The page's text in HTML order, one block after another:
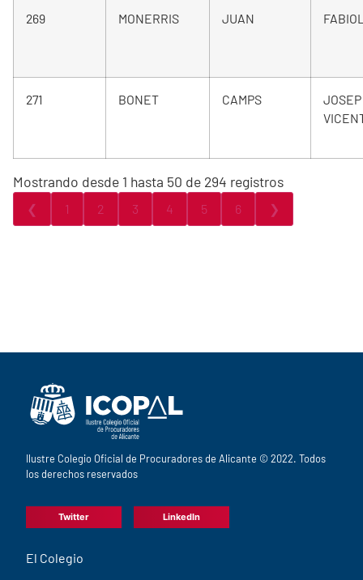
269 MONERRIS JUAN
271 BONET CAMPS
JOSEP
Mostrando desde 1 hasta 50 de 294 registros
❮ 1 2 3 4 5 6 ❯
Ilustre Colegio Oficial de Procuradores de Alicante © 2022. Todos
los derechos reservados
Twitter LinkedIn
El Colegio